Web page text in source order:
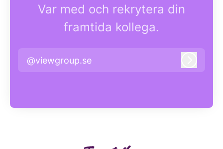
Var med och rekrytera din
framtida kollega.
@viewgroup.se